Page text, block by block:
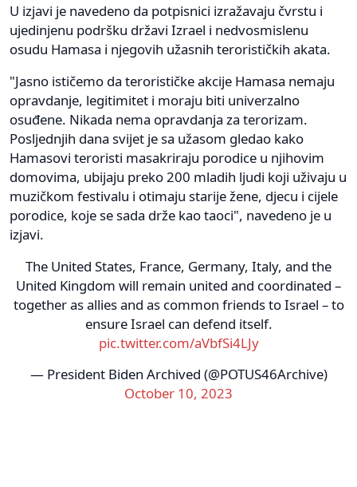
U izjavi je navedeno da potpisnici izražavaju čvrstu i
ujedinjenu podršku državi Izrael i nedvosmislenu
osudu Hamasa i njegovih užasnih terorističkih akata.
"Jasno ističemo da terorističke akcije Hamasa nemaju
opravdanje, legitimitet i moraju biti univerzalno
osuđene. Nikada nema opravdanja za terorizam.
Posljednjih dana svijet je sa užasom gledao kako
Hamasovi teroristi masakriraju porodice u njihovim
domovima, ubijaju preko 200 mladih ljudi koji uživaju u
muzičkom festivalu i otimaju starije žene, djecu i cijele
porodice, koje se sada drže kao taoci", navedeno je u
izjavi.
The United States, France, Germany, Italy, and the
United Kingdom will remain united and coordinated –
together as allies and as common friends to Israel – to
ensure Israel can defend itself.
pic.twitter.com/aVbfSi4LJy
— President Biden Archived (@POTUS46Archive)
October 10, 2023